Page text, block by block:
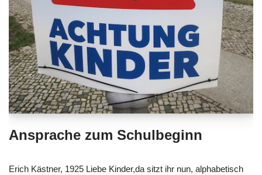
Ansprache zum Schulbeginn
Erich Kästner, 1925 Liebe Kinder,da sitzt ihr nun, alphabetisch